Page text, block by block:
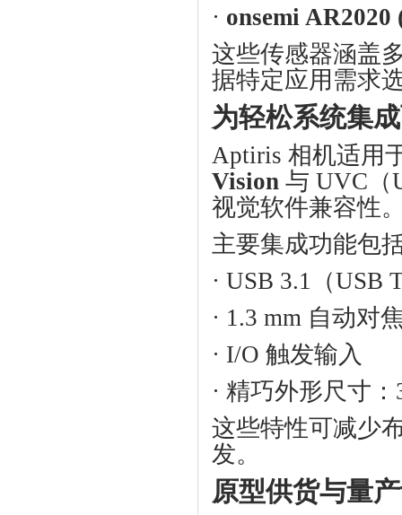
· onsemi AR2020
这些传感器涵盖
据特定应用需求
为轻松系统集
Aptiris 相机适用
Vision 与 UVC （
视觉软件兼容性
主要集成功能包
· USB 3.1 （USB
· 1.3 mm 自动对
· I/O 触发输入
· 精巧外形尺寸：
这些特性可减少
发。
原型供货与量